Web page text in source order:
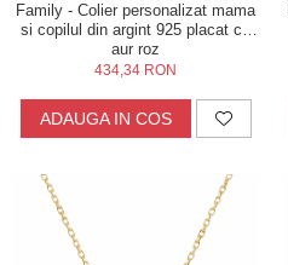
Family - Colier personalizat mama
si copilul din argint 925 placat cu
aur roz
434,34 RON
ADAUGA IN COS